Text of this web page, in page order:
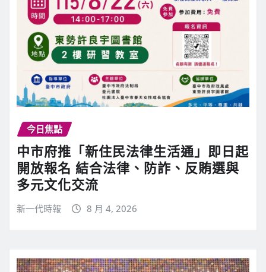
今日焦點
中市府推「新住民法律生活通」即日起
開放報名 結合法律、防詐、反賄選與
多元文化交流
新一代時報 8 月 4, 2026